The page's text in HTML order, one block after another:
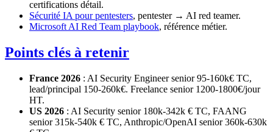
certifications détail.
Sécurité IA pour pentesters, pentester → AI red teamer.
Microsoft AI Red Team playbook, référence métier.
Points clés à retenir
France 2026 : AI Security Engineer senior 95-160k€ TC,
lead/principal 150-260k€. Freelance senior 1200-1800€/jour
HT.
US 2026 : AI Security senior 180k-342k € TC, FAANG
senior 315k-540k € TC, Anthropic/OpenAI senior 360k-630k